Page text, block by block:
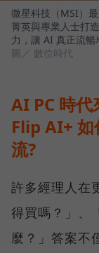
微星科技（MSI）
菁英與專業人士打
力，讓 AI 真正流暢
圖／ 數位時代
AI PC 時
Flip AI+
流?
許多經理人在
得買嗎？」、
麼？」答案不